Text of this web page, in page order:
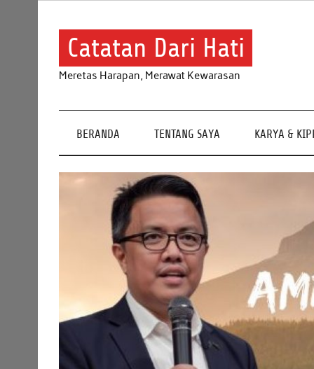
Catatan Dari Hati
Meretas Harapan, Merawat Kewarasan
BERANDA TENTANG SAYA KARYA &